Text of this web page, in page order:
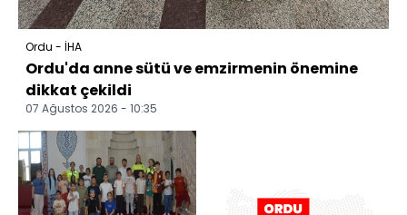
Ordu - İHA
Ordu'da anne sütü ve emzirmenin önemine
dikkat çekildi
07 Ağustos 2026 - 10:35